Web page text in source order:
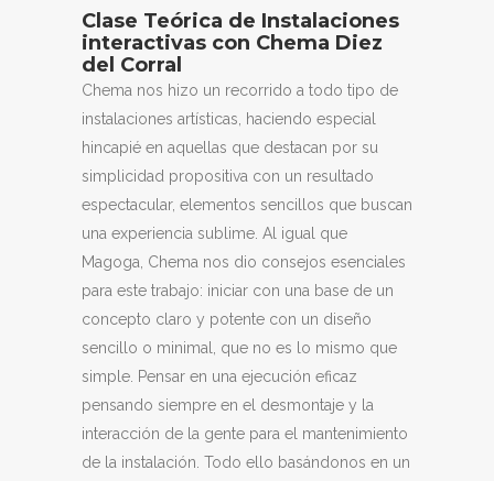
Clase Teórica de Instalaciones
interactivas con Chema Diez
del Corral
Chema nos hizo un recorrido a todo tipo de
instalaciones artísticas, haciendo especial
hincapié en aquellas que destacan por su
simplicidad propositiva con un resultado
espectacular, elementos sencillos que buscan
una experiencia sublime. Al igual que
Magoga, Chema nos dio consejos esenciales
para este trabajo: iniciar con una base de un
concepto claro y potente con un diseño
sencillo o minimal, que no es lo mismo que
simple. Pensar en una ejecución eficaz
pensando siempre en el desmontaje y la
interacción de la gente para el mantenimiento
de la instalación. Todo ello basándonos en un